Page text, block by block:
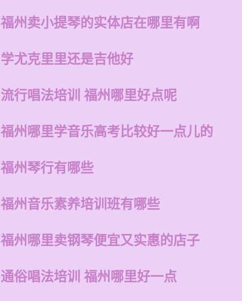
福州卖小提琴的实体店在哪里有啊
学尤克里里还是吉他好
流行唱法培训 福州哪里好点呢
福州哪里学音乐高考比较好一点儿的
福州琴行有哪些
福州音乐素养培训班有哪些
福州哪里卖钢琴便宜又实惠的店子
通俗唱法培训 福州哪里好一点